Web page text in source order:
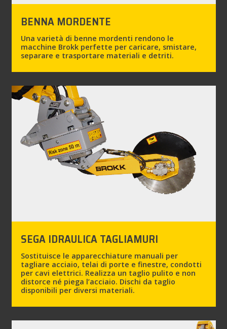
BENNA MORDENTE
Una varietà di benne mordenti rendono le
macchine Brokk perfette per caricare, smistare,
separare e trasportare materiali e detriti.
SEGA IDRAULICA TAGLIAMURI
Sostituisce le apparecchiature manuali per
tagliare acciaio, telai di porte e finestre, condotti
per cavi elettrici. Realizza un taglio pulito e non
distorce né piega l’acciaio. Dischi da taglio
disponibili per diversi materiali.